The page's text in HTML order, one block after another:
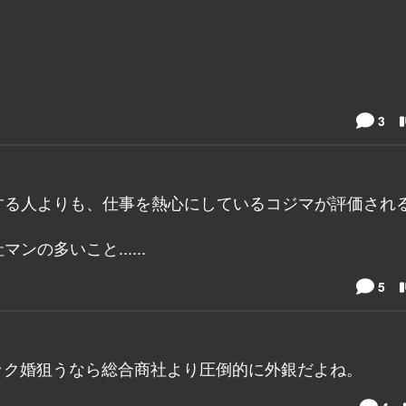
3
人よりも、仕事を熱心にしているコジマが評価され
ンの多いこと......
5
婚狙うなら総合商社より圧倒的に外銀だよね。